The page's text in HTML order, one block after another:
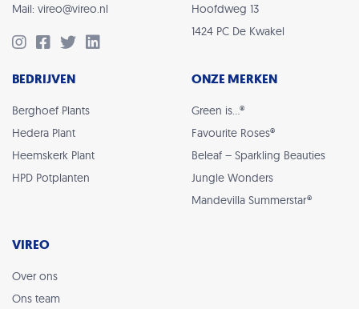
Mail: vireo@vireo.nl
Hoofdweg 13
1424 PC De Kwakel
BEDRIJVEN
Berghoef Plants
Hedera Plant
Heemskerk Plant
HPD Potplanten
ONZE MERKEN
Green is…®
Favourite Roses®
Beleaf – Sparkling Beauties
Jungle Wonders
Mandevilla Summerstar®
VIREO
Over ons
Ons team